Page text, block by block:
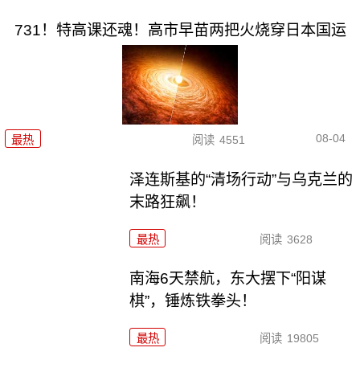
731！特高课还魂！高市早苗两把火烧穿日本国运
最热 阅读 4551 08-04
泽连斯基的“清场行动”与乌克兰的
末路狂飙！
最热 阅读 3628
南海6天禁航，东大摆下“阳谋
棋”，锤炼铁拳头！
最热 阅读 19805